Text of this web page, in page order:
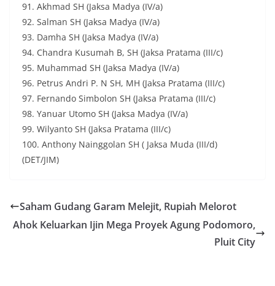
91. Akhmad SH (Jaksa Madya (IV/a)
92. Salman SH (Jaksa Madya (IV/a)
93. Damha SH (Jaksa Madya (IV/a)
94. Chandra Kusumah B, SH (Jaksa Pratama (III/c)
95. Muhammad SH (Jaksa Madya (IV/a)
96. Petrus Andri P. N SH, MH (Jaksa Pratama (III/c)
97. Fernando Simbolon SH (Jaksa Pratama (III/c)
98. Yanuar Utomo SH (Jaksa Madya (IV/a)
99. Wilyanto SH (Jaksa Pratama (III/c)
100. Anthony Nainggolan SH ( Jaksa Muda (III/d)
(DET/JIM)
Saham Gudang Garam Melejit, Rupiah Melorot
Ahok Keluarkan Ijin Mega Proyek Agung Podomoro,
Pluit City